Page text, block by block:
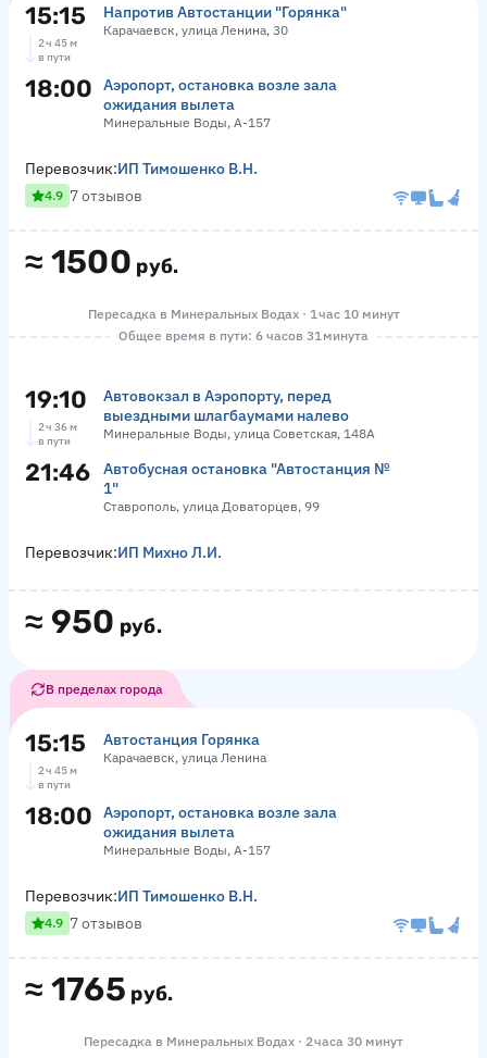
15:15 Напротив Автостанции "Горянка"
Карачаевск, улица Ленина, 30
2 ч 45 м
в пути
18:00
Аэропорт, остановка возле зала
ожидания вылета
Минеральные Воды, А-157
≈ 1500 руб.
Перевозчик:ИП Тимошенко В.Н.
4.9 7 отзывов
Пересадка в Минеральных Водах · 1 час 10 минут
Общее время в пути: 6 часов 31 минута
19:10
Автовокзал в Аэропорту, перед
выездными шлагбаумами налево
Минеральные Воды, улица Советская, 148А
2 ч 36 м
в пути
21:46
Автобусная остановка "Автостанция №
1"
Ставрополь, улица Доваторцев, 99
≈ 950 руб.
Перевозчик:ИП Михно Л.И.
В пределах города
15:15 Автостанция Горянка
Карачаевск, улица Ленина
2 ч 45 м
в пути
18:00
Аэропорт, остановка возле зала
ожидания вылета
Минеральные Воды, А-157
≈ 1765 руб.
Перевозчик:ИП Тимошенко В.Н.
4.9 7 отзывов
Пересадка в Минеральных Водах · 2 часа 30 минут